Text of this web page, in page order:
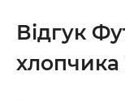
Відгук
хлопчика